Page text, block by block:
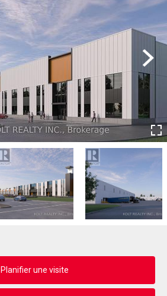
Next
Planifier une visite